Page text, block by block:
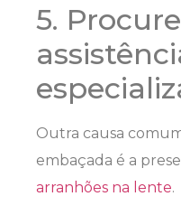
5.
Outra causa
embaçada é a
arranhões na lente.